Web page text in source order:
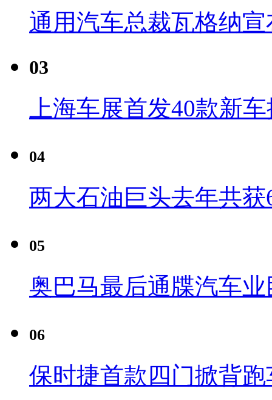
通用汽车总裁瓦格纳
03
上海车展首发40款新
04
两大石油巨头去年共获
05
奥巴马最后通牒汽车业
06
保时捷首款四门掀背跑